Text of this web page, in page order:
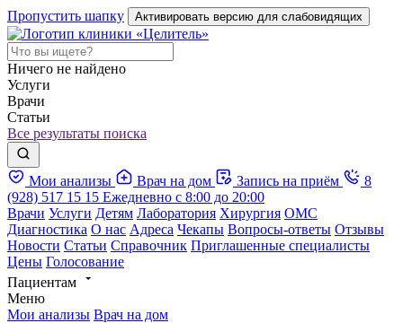
Пропустить шапку Активировать версию для слабовидящих
Ничего не найдено
Услуги
Врачи
Статьи
Все результаты поиска
Мои анализы Врач на дом Запись на приём
8
(928) 517 15 15 Ежедневно с 8:00 до 20:00
Врачи Услуги Детям Лаборатория Хирургия ОМС
Диагностика О нас Адреса Чекапы Вопросы-ответы Отзывы
Новости Статьи Справочник Приглашенные специалисты
Цены Голосование
Пациентам
Меню
Мои анализы Врач на дом